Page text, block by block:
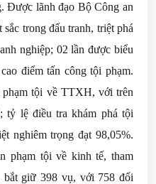
Được lãnh đạo Bộ Công an
trong đấu tranh, triệt phá
nghiệp; 02 lần được biểu
điểm tấn công tội phạm.
tội về TTXH, với trên
tỷ lệ điều tra khám phá tội
nghiêm trọng đạt 98,05%.
phạm tội về kinh tế, tham
bắt giữ 398 vụ, với 758 đối